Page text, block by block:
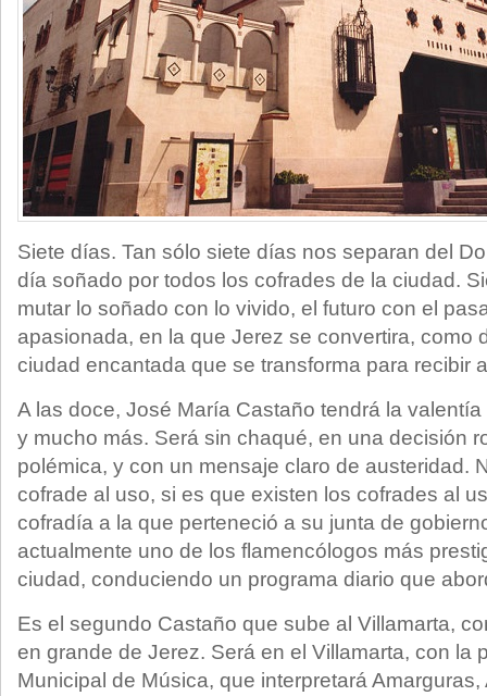
Siete días. Tan sólo siete días nos separan del
día soñado por todos los cofrades de la ciudad.
mutar lo soñado con lo vivido, el futuro con el
apasionada, en la que Jerez se convertira, como
ciudad encantada que se transforma para recibir
A las doce, José María Castaño tendrá la
y mucho más. Será sin chaqué, en una decisión
polémica, y con un mensaje claro de austeridad.
cofrade al uso, si es que existen los cofrades al
cofradía a la que perteneció a su junta de
actualmente uno de los flamencólogos más
ciudad, conduciendo un programa diario que
Es el segundo Castaño que sube al Villamarta,
en grande de Jerez. Será en el Villamarta, con la
Municipal de Música, que interpretará